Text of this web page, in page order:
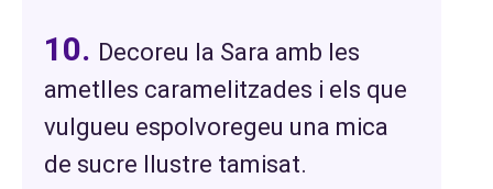
Decoreu la Sara amb les
ametlles caramelitzades i els que
vulgueu espolvoregeu una mica
de sucre llustre tamisat.